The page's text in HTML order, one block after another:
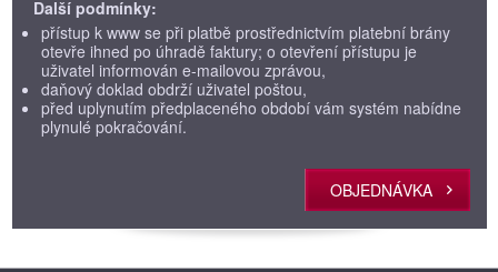
Další podmínky:
přístup k www se při platbě prostřednictvím platební brány
otevře ihned po úhradě faktury; o otevření přístupu je
uživatel informován e-mailovou zprávou,
daňový doklad obdrží uživatel poštou,
před uplynutím předplaceného období vám systém nabídne
plynulé pokračování.
OBJEDNÁVKA